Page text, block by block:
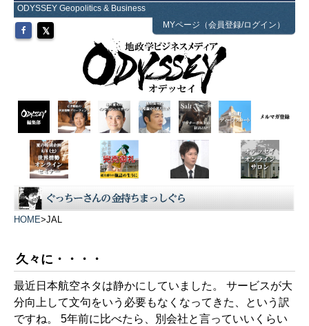
ODYSSEY Geopolitics & Business
MYページ（会員登録/ログイン）
HOME>JAL
久々に・・・・
最近日本航空ネタは静かにしていました。 サービスが大
分向上して文句をいう必要もなくなってきた、という訳
ですね。 5年前に比べたら、別会社と言っていいくらい